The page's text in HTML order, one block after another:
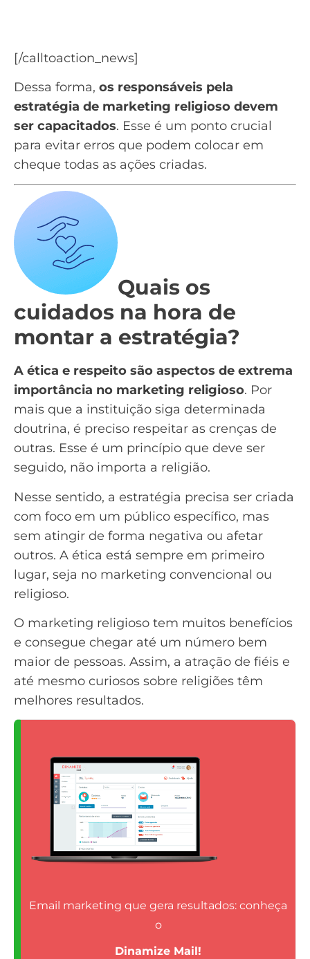
[/calltoaction_news]
Dessa forma, os responsáveis pela
estratégia de marketing religioso devem
ser capacitados. Esse é um ponto crucial
para evitar erros que podem colocar em
cheque todas as ações criadas.
Quais os
cuidados na hora de
montar a estratégia?
A ética e respeito são aspectos de extrema
importância no marketing religioso. Por
mais que a instituição siga determinada
doutrina, é preciso respeitar as crenças de
outras. Esse é um princípio que deve ser
seguido, não importa a religião.
Nesse sentido, a estratégia precisa ser criada
com foco em um público específico, mas
sem atingir de forma negativa ou afetar
outros. A ética está sempre em primeiro
lugar, seja no marketing convencional ou
religioso.
O marketing religioso tem muitos benefícios
e consegue chegar até um número bem
maior de pessoas. Assim, a atração de fiéis e
até mesmo curiosos sobre religiões têm
melhores resultados.
Email marketing que gera resultados: conheça
o
Dinamize Mail!